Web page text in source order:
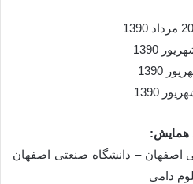
همایش:
اصفهان – دانشگاه صنعتی اصفهان
دامی